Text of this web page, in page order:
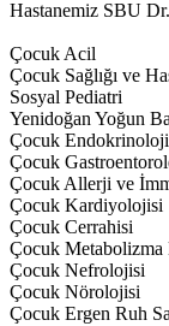
Hastanemiz SBU
Çocuk Acil
Çocuk Sağlığı ve
Sosyal Pediatri
Yenidoğan Yoğun
Çocuk
Çocuk
Çocuk Allerji ve
Çocuk Kardiyolojisi
Çocuk Cerrahisi
Çocuk Metabolizma
Çocuk Nefrolojisi
Çocuk Nörolojisi
Çocuk Ergen Ruh